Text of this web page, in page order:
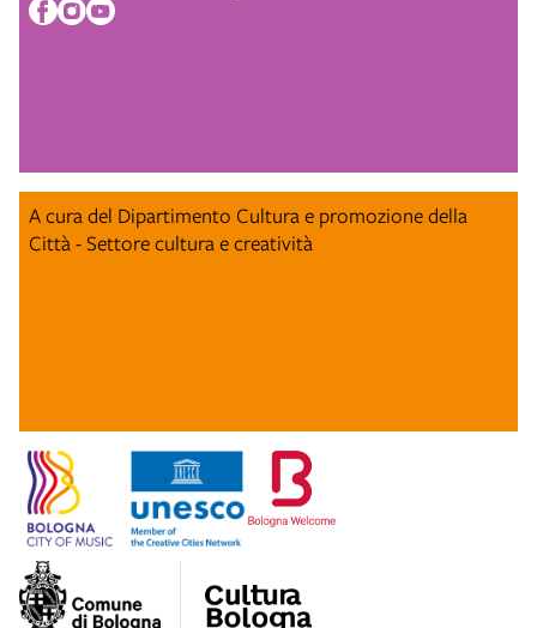
A cura del Dipartimento Cultura e promozione della
Città - Settore cultura e creatività